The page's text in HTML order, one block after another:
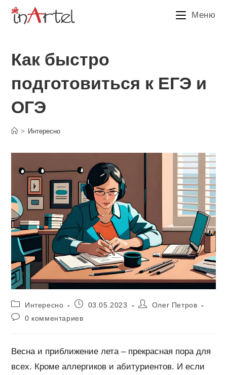
Перейти
Меню
Как быстро
подготовиться к ЕГЭ и
ОГЭ
> Интересно
Рубрика
записи:
Интересно
Запись03.05.2023
АвторОлег Петров
Комментарии
0 комментариев
Весна и приближение лета – прекрасная пора для
всех. Кроме аллергиков и абитуриентов. И если